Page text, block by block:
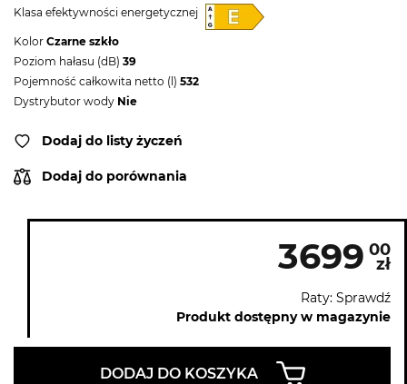
Klasa efektywności energetycznej
Kolor Czarne szkło
Poziom hałasu (dB) 39
Pojemność całkowita netto (l) 532
Dystrybutor wody Nie
Dodaj do listy życzeń
Dodaj do porównania
3699 00
zł
Raty: Sprawdź
Produkt dostępny w magazynie
DODAJ DO KOSZYKA